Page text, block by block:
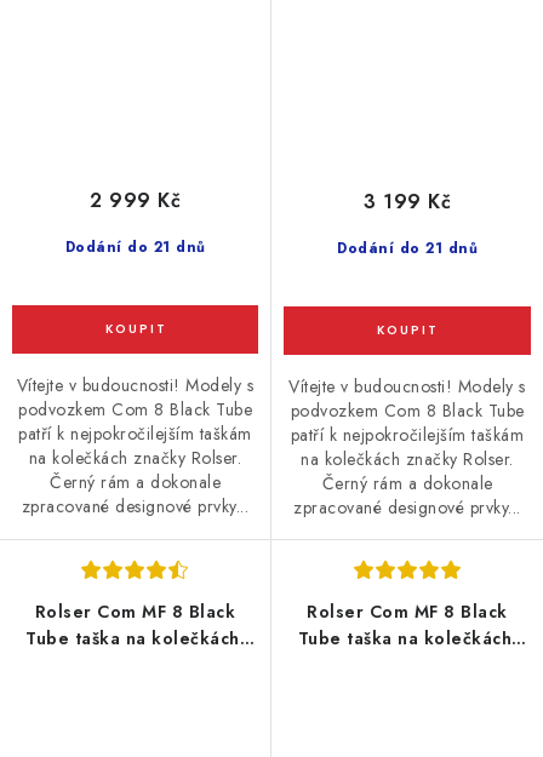
Dodání do 21 dnů
2 999 Kč
Vítejte v budoucnosti! Modely s
podvozkem Com 8 Black Tube
patří k nejpokročilejším taškám
na kolečkách značky Rolser.
Černý rám a dokonale
zpracované designové prvky...
Dodání do 21 dnů
3 199 Kč
Vítejte v budoucnosti! Modely s
podvozkem Com 8 Black Tube
patří k nejpokročilejším taškám
na kolečkách značky Rolser.
Černý rám a dokonale
zpracované designové prvky...
Rolser Com MF 8 Black
Tube taška na kolečkách,
Rolser Com MF 8 Black
Tube taška na kolečkách,